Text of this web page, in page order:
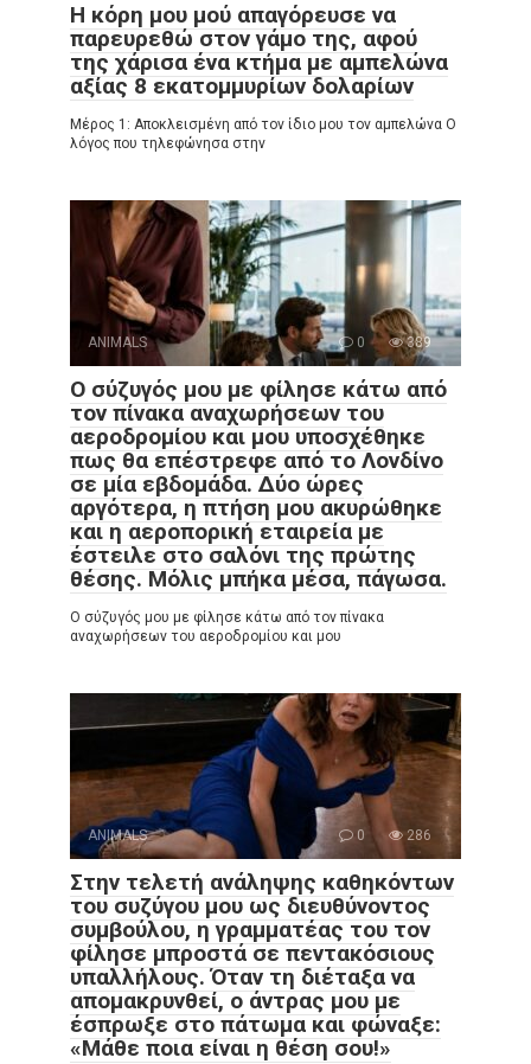
Η κόρη μου μού απαγόρευσε να
παρευρεθώ στον γάμο της, αφού
της χάρισα ένα κτήμα με αμπελώνα
αξίας 8 εκατομμυρίων δολαρίων
Μέρος 1: Αποκλεισμένη από τον ίδιο μου τον αμπελώνα Ο
λόγος που τηλεφώνησα στην
ANIMALS 0 389
Ο σύζυγός μου με φίλησε κάτω από
τον πίνακα αναχωρήσεων του
αεροδρομίου και μου υποσχέθηκε
πως θα επέστρεφε από το Λονδίνο
σε μία εβδομάδα. Δύο ώρες
αργότερα, η πτήση μου ακυρώθηκε
και η αεροπορική εταιρεία με
έστειλε στο σαλόνι της πρώτης
θέσης. Μόλις μπήκα μέσα, πάγωσα.
Ο σύζυγός μου με φίλησε κάτω από τον πίνακα
αναχωρήσεων του αεροδρομίου και μου
ANIMALS 0 286
Στην τελετή ανάληψης καθηκόντων
του συζύγου μου ως διευθύνοντος
συμβούλου, η γραμματέας του τον
φίλησε μπροστά σε πεντακόσιους
υπαλλήλους. Όταν τη διέταξα να
απομακρυνθεί, ο άντρας μου με
έσπρωξε στο πάτωμα και φώναξε:
«Μάθε ποια είναι η θέση σου!»